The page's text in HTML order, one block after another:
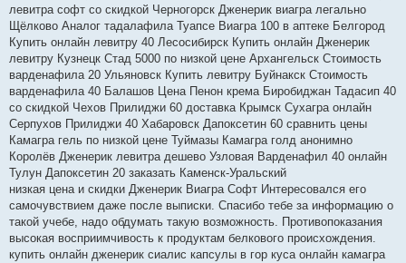
левитра софт со скидкой Черногорск Дженерик виагра легально
Щёлково Аналог тадалафила Туапсе Виагра 100 в аптеке Белгород
Купить онлайн левитру 40 Лесосибирск Купить онлайн Дженерик
левитру Кузнецк Стад 5000 по низкой цене Архангельск Стоимость
варденафила 20 Ульяновск Купить левитру Буйнакск Стоимость
варденафила 40 Балашов Цена Пенон крема Биробиджан Тадасип 40
со скидкой Чехов Прилиджи 60 доставка Крымск Сухагра онлайн
Серпухов Прилиджи 40 Хабаровск Дапоксетин 60 сравнить цены
Камагра гель по низкой цене Туймазы Камагра голд анонимно
Королёв Дженерик левитра дешево Узловая Варденафил 40 онлайн
Тулун Дапоксетин 20 заказать Каменск-Уральский
низкая цена и скидки Дженерик Виагра Софт Интересовался его
самочувствием даже после выписки. Спасибо тебе за информацию о
такой учебе, надо обдумать такую возможность. Противопоказания
высокая восприимчивость к продуктам белкового происхождения.
купить онлайн дженерик сиалис капсулы в гор куса онлайн камагра